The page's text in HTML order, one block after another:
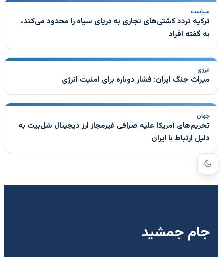
سیاست
ترکیه تردد کشتی‌های تجاری به دریای سیاه را محدود می‌کند،
به گفته افراد
انرژی
میراث جنگ ایران: فشار دوباره برای امنیت انرژی
جهان
تحریم‌های آمریکا علیه صرافی غیرمجاز ارز دیجیتال شل‌بیت به
دلیل ارتباط با ایران
جام جمشید